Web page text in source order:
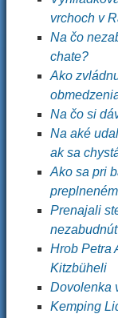
vrchoch v
Na čo
chate?
Ako
Na čo si
Na aké
ak sa
Ako sa pri
Prenajali
Hrob Petra
Kitzbüheli
Dovolenka
Kemping